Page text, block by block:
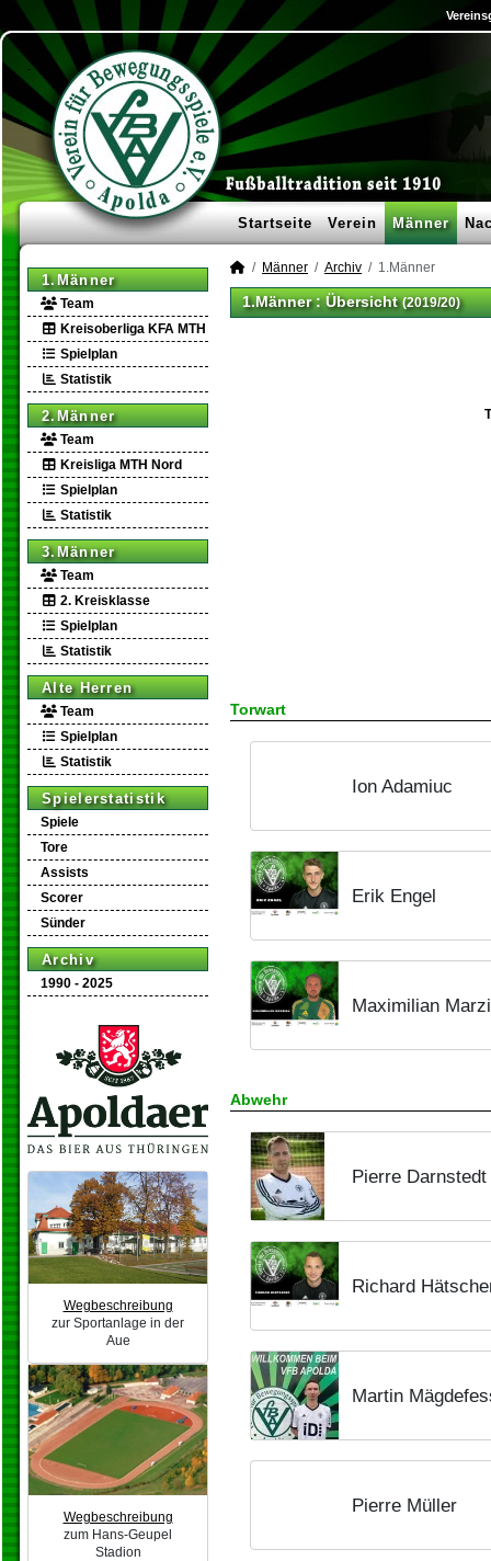
Startseite Verein Männer
1.Männer
Team
Kreisoberliga KFA MTH
Spielplan
Statistik
2.Männer
Team
Kreisliga MTH Nord
Spielplan
Statistik
3.Männer
Team
2. Kreisklasse
Spielplan
Statistik
Alte Herren
Team
Spielplan
Statistik
Spielerstatistik
Spiele
Tore
Assists
Scorer
Sünder
Archiv
1990 - 2025
Wegbeschreibung
zur Sportanlage in der
Aue
Wegbeschreibung
zum Hans-Geupel
Stadion
Männer Archiv 1.Männer
1.Männer :Übersicht (2019/20)
Torwart
Ion Adamiuc
Erik Engel
Maximilian
Abwehr
Pierre Darnstedt
Richard
Martin
Pierre Müller